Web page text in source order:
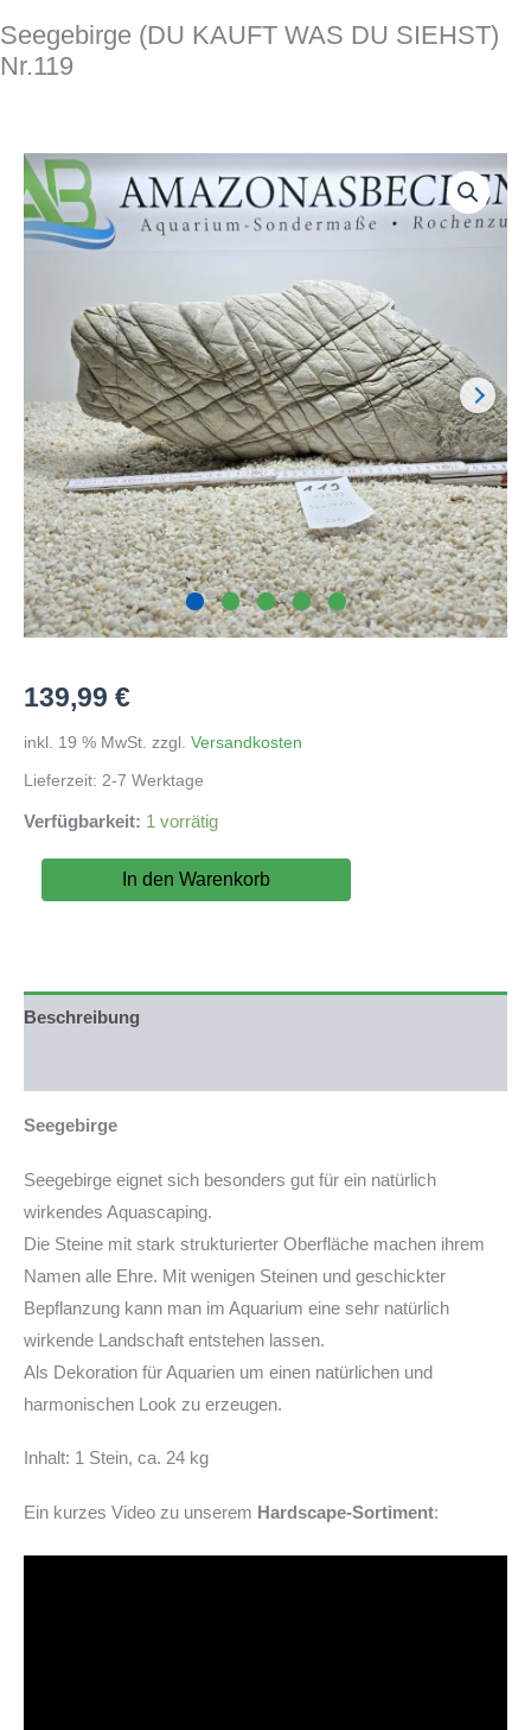
Seegebirge (DU KAUFT WAS DU SIEHST)
Nr.119
139,99 €
inkl. 19 % MwSt. zzgl. Versandkosten
Lieferzeit: 2-7 Werktage
Verfügbarkeit: 1 vorrätig
(DU
SIEHST)
Nr.119
In den Warenkorb
Beschreibung
Seegebirge
Seegebirge eignet sich besonders gut für ein natürlich
wirkendes Aquascaping.
Die Steine mit stark strukturierter Oberfläche machen ihrem
Namen alle Ehre. Mit wenigen Steinen und geschickter
Bepflanzung kann man im Aquarium eine sehr natürlich
wirkende Landschaft entstehen lassen.
Als Dekoration für Aquarien um einen natürlichen und
harmonischen Look zu erzeugen.
Inhalt: 1 Stein, ca. 24 kg
Ein kurzes Video zu unserem Hardscape-Sortiment: